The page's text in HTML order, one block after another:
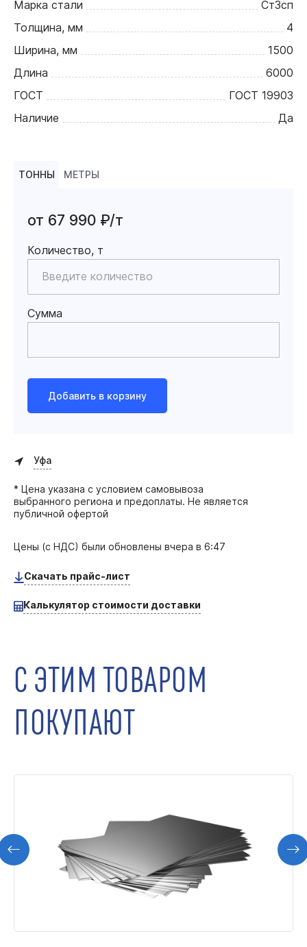
Марка стали
Ст3сп
Толщина, мм
4
Ширина, мм
1500
Длина
6000
ГОСТ
ГОСТ 19903
Наличие
Да
ТОННЫ МЕТРЫ
от 67 990 ₽/т
Количество, т
Сумма
Добавить в корзину
Уфа
* Цена указана с условием самовывоза
выбранного региона и предоплаты. Не является
публичной офертой
Цены (с НДС) были обновлены вчера в 6:47
Скачать прайс-лист
Калькулятор стоимости доставки
С ЭТИМ ТОВАРОМ
ПОКУПАЮТ